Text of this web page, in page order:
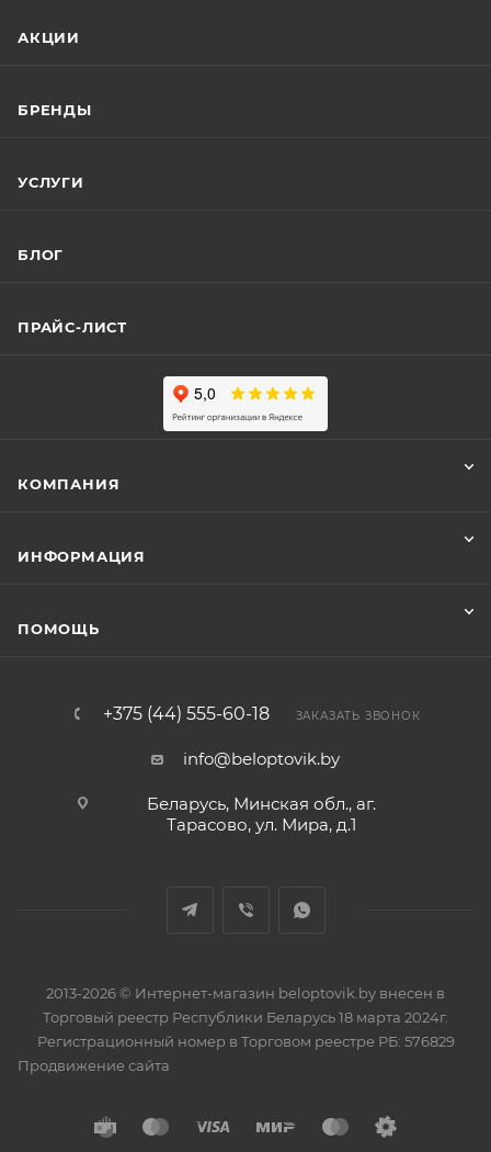
АКЦИИ
БРЕНДЫ
УСЛУГИ
БЛОГ
ПРАЙС-ЛИСТ
КОМПАНИЯ
ИНФОРМАЦИЯ
ПОМОЩЬ
+375 (44) 555-60-18 ЗАКАЗАТЬ ЗВОНОК
info@beloptovik.by
Беларусь, Минская обл., аг.
Тарасово, ул. Мира, д.1
2013-2026 © Интернет-магазин beloptovik.by внесен в
Торговый реестр Республики Беларусь 18 марта 2024г.
Регистрационный номер в Торговом реестре РБ: 576829
Продвижение сайта